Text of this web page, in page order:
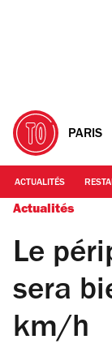
PARIS
ACTUALITÉS
Actualités
Le
sera
km/h